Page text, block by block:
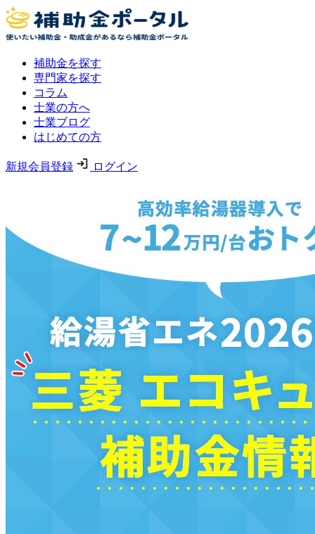
補助金を探す
専門家を探す
コラム
士業の方へ
士業ブログ
はじめての方
新規会員登録 ログイン